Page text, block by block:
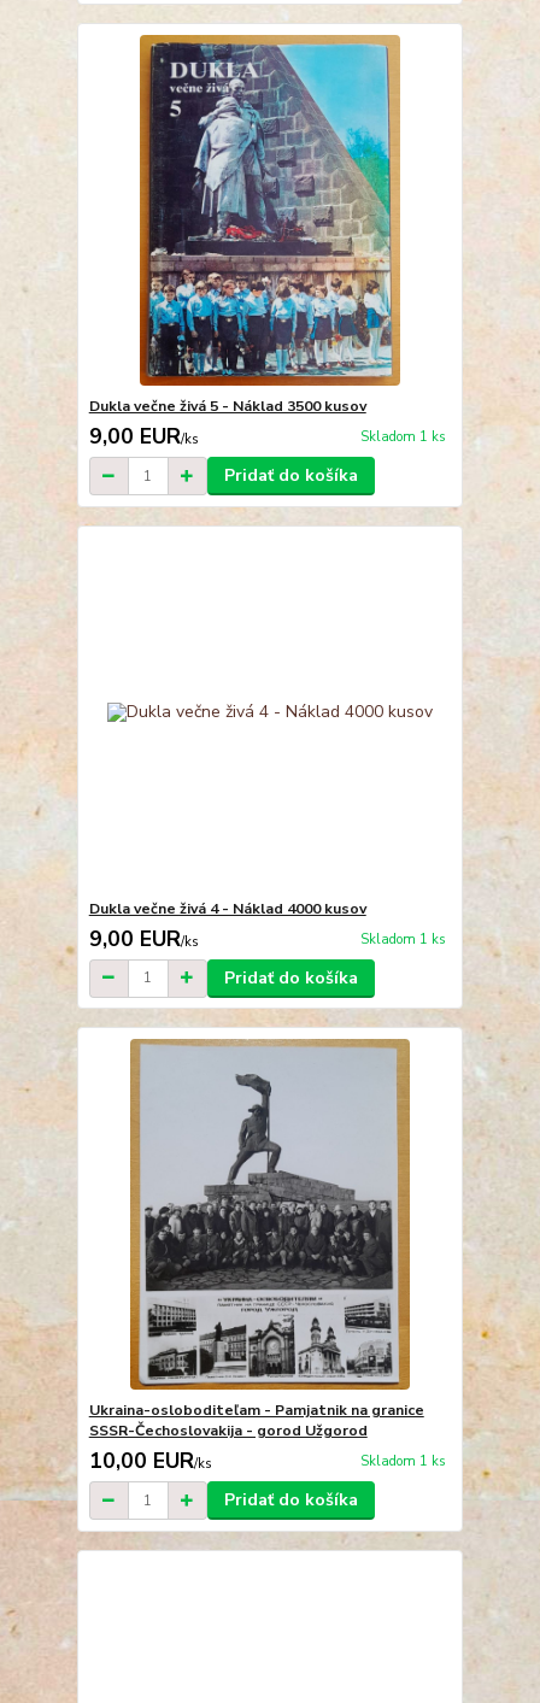
Dukla večne živá 5 - Náklad 3500 kusov
9,00 EUR/ks Skladom 1 ks
Pridať do košíka
Dukla večne živá 4 - Náklad 4000 kusov
9,00 EUR/ks Skladom 1 ks
Pridať do košíka
Ukraina-osloboditeľam - Pamjatnik na granice
SSSR-Čechoslovakija - gorod Užgorod
10,00 EUR/ks Skladom 1 ks
Pridať do košíka